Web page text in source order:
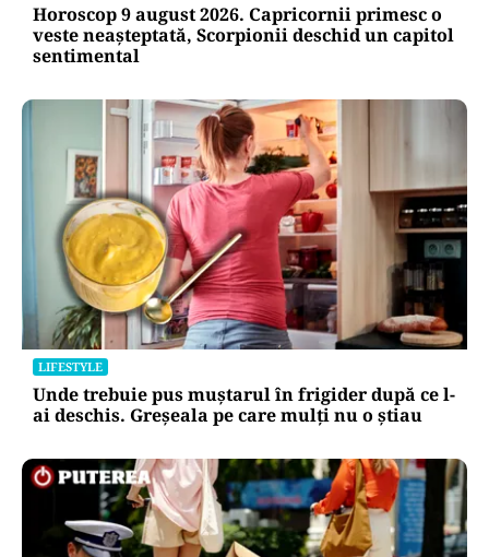
Horoscop 9 august 2026. Capricornii primesc o
veste neașteptată, Scorpionii deschid un capitol
sentimental
LIFESTYLE
Unde trebuie pus muștarul în frigider după ce l-
ai deschis. Greșeala pe care mulți nu o știau